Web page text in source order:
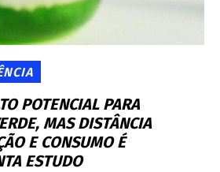
POTENCIAL PARA
MAS DISTÂNCIA
E CONSUMO É
ESTUDO